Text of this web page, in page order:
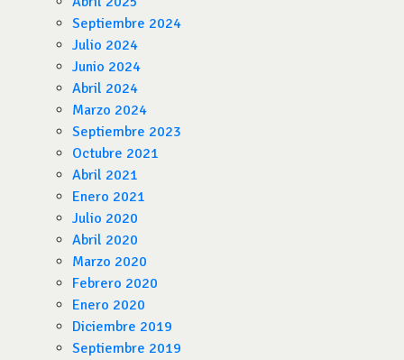
Septiembre 2024
Julio 2024
Junio 2024
Abril 2024
Marzo 2024
Septiembre 2023
Octubre 2021
Abril 2021
Enero 2021
Julio 2020
Abril 2020
Marzo 2020
Febrero 2020
Enero 2020
Diciembre 2019
Septiembre 2019